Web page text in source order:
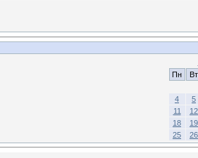
Пн
Вт
4
5
11
12
18
19
25
26